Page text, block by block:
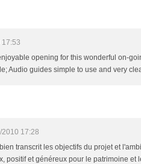
17:53
opening for this wonderful on-
Audio guides simple to use and very
2010 17:28
transcrit les objectifs du projet et
positif et généreux pour le patrimoine et